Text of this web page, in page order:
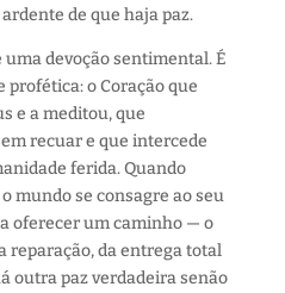
de que haja paz.
uma devoção sentimental. É
o Coração que
e a meditou, que
recuar e que intercede
ferida. Quando
mundo se consagre ao seu
oferecer um caminho — o
reparação, da entrega total
outra paz verdadeira senão